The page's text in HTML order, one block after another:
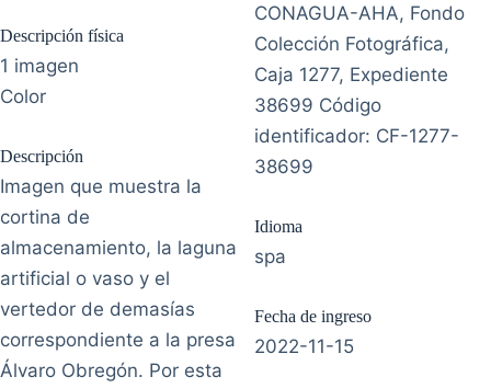
Descripción física
1 imagen
Color
Descripción
Imagen que muestra la
cortina de
almacenamiento, la laguna
artificial o vaso y el
vertedor de demasías
correspondiente a la presa
Álvaro Obregón. Por esta
CONAGUA-AHA, Fondo
Colección Fotográfica,
Caja 1277, Expediente
38699 Código
identificador: CF-1277-
38699
Idioma
spa
Fecha de ingreso
2022-11-15